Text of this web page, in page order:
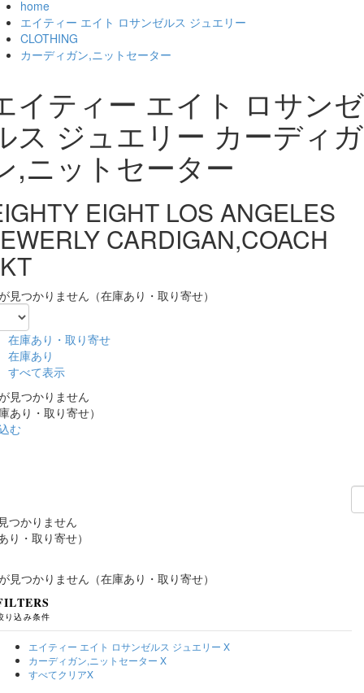
home
エイティー エイト ロサンゼルス ジュエリー
CLOTHING
カーディガン,ニットセーター
イティー エイト ロサンゼ
ス ジュエリー カーディガ
,ニットセーター
EIGHT LOS ANGELES
CARDIGAN,COACH
見つかりません（在庫あり・取り寄せ）
在庫あり・取り寄せ
在庫あり
すべて表示
見つかりません
あり・取り寄せ）
む
つかりません
り・取り寄せ）
見つかりません（在庫あり・取り寄せ）
り込み条件
エイティー エイト ロサンゼルス ジュエリー X
カーディガン,ニットセーター X
すべてクリアX